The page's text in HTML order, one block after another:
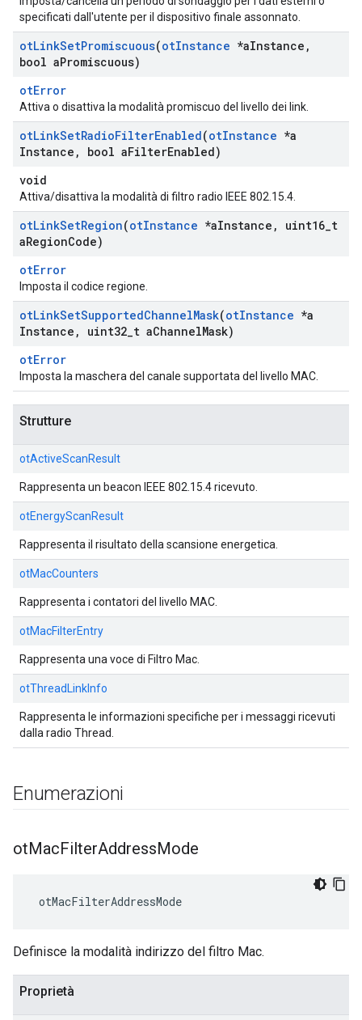
specificati dall'utente per il dispositivo finale assonnato.
otLinkSetPromiscuous(otInstance *aInstance ,
bool aPromiscuous)
otError
Attiva o disattiva la modalità promiscuo del livello dei link.
otLinkSetRadioFilterEnabled(otInstance *a
Instance , bool aFilterEnabled)
void
Attiva/disattiva la modalità di filtro radio IEEE 802.15.4.
otLinkSetRegion(otInstance *aInstance , uint16 t
aRegionCode)
otError
Imposta il codice regione.
otLinkSetSupportedChannelMask(otInstance *a
Instance , uint32 t aChannelMask)
otError
Imposta la maschera del canale supportata del livello MAC.
Strutture
otActiveScanResult
Rappresenta un beacon IEEE 802.15.4 ricevuto.
otEnergyScanResult
Rappresenta il risultato della scansione energetica.
otMacCounters
Rappresenta i contatori del livello MAC.
otMacFilterEntry
Rappresenta una voce di Filtro Mac.
otThreadLinkInfo
Rappresenta le informazioni specifiche per i messaggi ricevuti
dalla radio Thread.
Enumerazioni
otMacFilterAddressMode
otMacFilterAddressMode
Definisce la modalità indirizzo del filtro Mac.
Proprietà